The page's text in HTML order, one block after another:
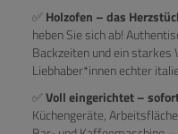
✅Holzofen – das
heben Sie sich ab!
Backzeiten und ein
Liebhaber*innen echter
✅Voll eingerichtet –
Küchengeräte,